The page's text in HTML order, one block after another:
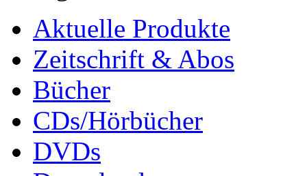
Aktuelle Produkte
Zeitschrift & Abos
Bücher
CDs/Hörbücher
DVDs